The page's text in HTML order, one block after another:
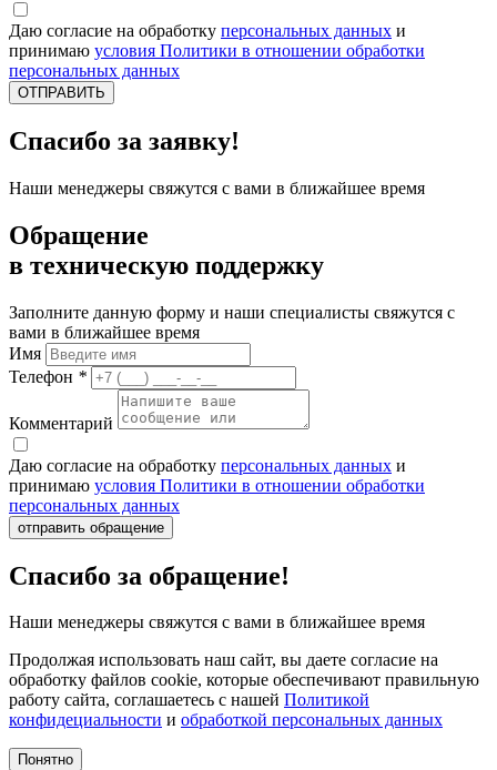
Даю согласие на обработку персональных данных и
принимаю условия Политики в отношении обработки
персональных данных
ОТПРАВИТЬ
Спасибо за заявку!
Наши менеджеры свяжутся с вами в ближайшее время
Обращение
в техническую поддержку
Заполните данную форму и наши специалисты свяжутся с
вами в ближайшее время
Имя
Телефон *
Комментарий
Даю согласие на обработку персональных данных и
принимаю условия Политики в отношении обработки
персональных данных
отправить обращение
Спасибо за обращение!
Наши менеджеры свяжутся с вами в ближайшее время
Продолжая использовать наш сайт, вы даете согласие на
обработку файлов cookie, которые обеспечивают правильную
работу сайта, соглашаетесь с нашей Политикой
конфидециальности и обработкой персональных данных
Понятно